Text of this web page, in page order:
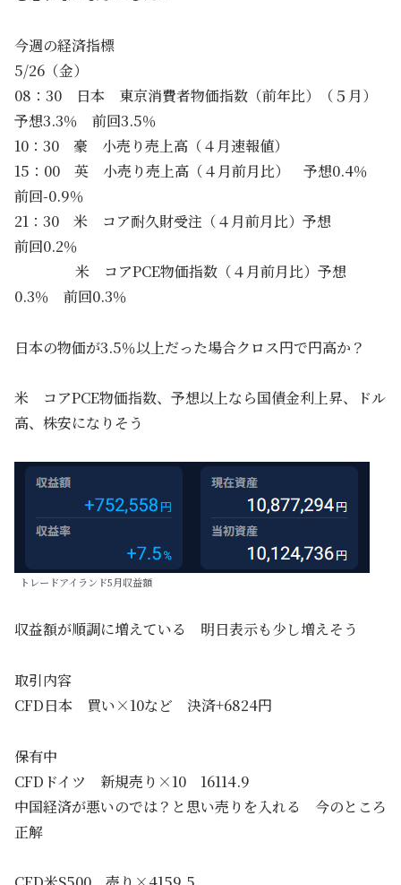
今週の経済指標
5/26（金）
08：30 日本 東京消費者物価指数（前年比）（５月）
予想3.3％ 前回3.5％
10：30 豪 小売り売上高（４月速報値）
15：00 英 小売り売上高（４月前月比） 予想0.4％
前回-0.9％
21：30 米 コア耐久財受注（４月前月比）予想
前回0.2％
米 コアPCE物価指数（４月前月比）予想
0.3％ 前回0.3％
日本の物価が3.5％以上だった場合クロス円で円高か？
米 コアPCE物価指数、予想以上なら国債金利上昇、ドル
高、株安になりそう
トレードアイランド5月収益額
収益額が順調に増えている 明日表示も少し増えそう
取引内容
CFD日本 買い×10など 決済+6824円
保有中
CFDドイツ 新規売り×10 16114.9
中国経済が悪いのでは？と思い売りを入れる 今のところ
正解